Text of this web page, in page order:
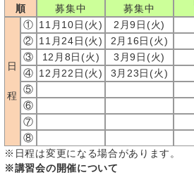
順
募集中
募集中
日
程
① 11月10日(火)
2月9日(火)
② 11月24日(火)
2月16日(火)
③
12月8日(火)
3月9日(火)
④ 12月22日(火)
3月23日(火)
⑤
⑥
⑦
⑧
※日程は変更になる場合があります。
※講習会の開催について